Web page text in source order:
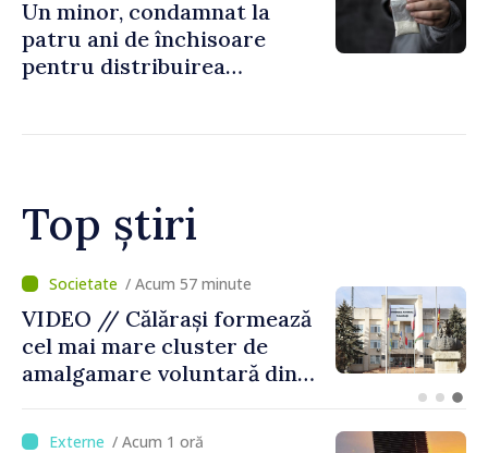
Un minor, condamnat la
patru ani de închisoare
pentru distribuirea
Top știri
de
din
decizia
/ Acum 13 minute
BTA: Tendința de
nivelului Dunării se
iar situația
rămâne dificilă
/ Acum 1 oră